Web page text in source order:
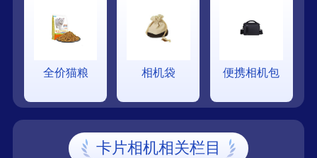
全价猫粮 相机袋 便携相机包
卡片相机相关栏目